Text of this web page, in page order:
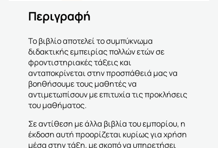
Περιγραφή
Το βιβλίο αποτελεί το συμπύκνωμα
διδακτικής εμπειρίας πολλών ετών σε
φροντιστηριακές τάξεις και
ανταποκρίνεται στην προσπάθειά μας να
βοηθήσουμε τους μαθητές να
αντιμετωπίσουν με επιτυχία τις προκλήσεις
του μαθήματος.
Σε αντίθεση με άλλα βιβλία του εμπορίου, η
έκδοση αυτή προορίζεται κυρίως για χρήση
μέσα στην τάξη, με σκοπό να υπηρετήσει